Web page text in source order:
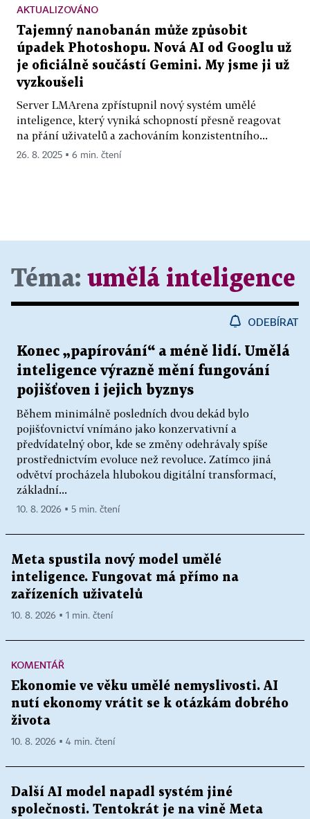
AKTUALIZOVÁNO
Tajemný nanobanán může způsobit
úpadek Photoshopu. Nová AI od Googlu už
je oficiálně součástí Gemini. My jsme ji už
vyzkoušeli
Server LMArena zpřístupnil nový systém umělé
inteligence, který vyniká schopností přesně reagovat
na přání uživatelů a zachováním konzistentního...
26. 8. 2025 ▪ 6 min. čtení
Téma: umělá inteligence
ODEBÍRAT
Konec „papírování“ a méně lidí. Umělá
inteligence výrazně mění fungování
pojišťoven i jejich byznys
Během minimálně posledních dvou dekád bylo
pojišťovnictví vnímáno jako konzervativní a
předvídatelný obor, kde se změny odehrávaly spíše
prostřednictvím evoluce než revoluce. Zatímco jiná
odvětví procházela hlubokou digitální transformací,
základní...
10. 8. 2026 ▪ 5 min. čtení
Meta spustila nový model umělé
inteligence. Fungovat má přímo na
zařízeních uživatelů
10. 8. 2026 ▪ 1 min. čtení
KOMENTÁŘ
Ekonomie ve věku umělé nemyslivosti. AI
nutí ekonomy vrátit se k otázkám dobrého
života
10. 8. 2026 ▪ 4 min. čtení
Další AI model napadl systém jiné
společnosti. Tentokrát je na vině Meta